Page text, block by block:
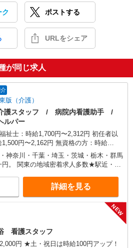
ポストする
URLをシェア
が同じ求人
版（介護）
護スタッフ / 病院内看護助手 /
ルパー
祉士：時給1,700円〜2,312円 初任者以
1,500円〜2,162円 無資格の方：時給
は勤務先による +交通
当（勤務先による） +0円で介護資格が取
れる （別途規定） ★給与日払い制度あり！
神奈川・千葉・埼玉・茨城・栃木・群馬
円。 関東の地域密着求人多数★駅近・家
詳細を見る
NEW
看護スタッフ
時給2,000円 ★土・祝日は時給100円アップ！